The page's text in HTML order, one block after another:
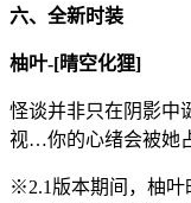
六、全新时装
柚叶-[晴空化狸]
怪谈并非只在阴影中
视…你的心绪会被她
※2.1版本期间，柚叶